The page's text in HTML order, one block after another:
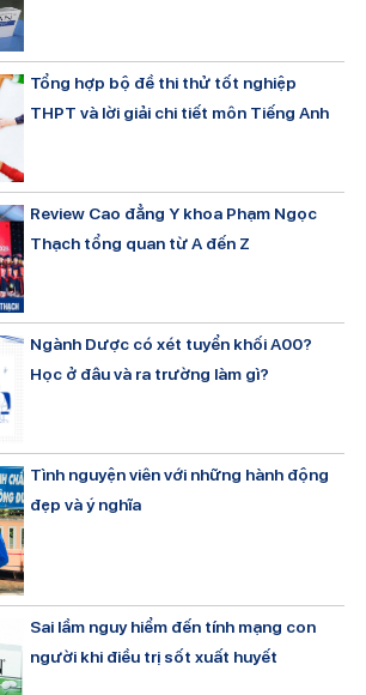
Tổng hợp bộ đề thi thử tốt nghiệp
THPT và lời giải chi tiết môn Tiếng Anh
Review Cao đẳng Y khoa Phạm Ngọc
Thạch tổng quan từ A đến Z
Ngành Dược có xét tuyển khối A00?
Học ở đâu và ra trường làm gì?
Tình nguyện viên với những hành động
đẹp và ý nghĩa
Sai lầm nguy hiểm đến tính mạng con
người khi điều trị sốt xuất huyết